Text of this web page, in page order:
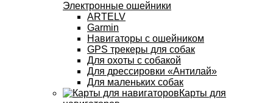
Электронные ошейники
ARTELV
Garmin
Навигаторы с ошейником
GPS трекеры для собак
Для охоты с собакой
Для дрессировки «Антилай»
Для маленьких собак
Карты для